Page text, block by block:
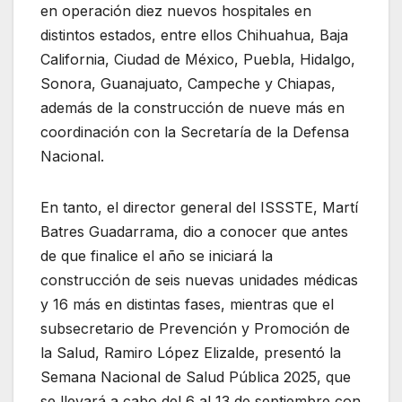
en operación diez nuevos hospitales en
distintos estados, entre ellos Chihuahua, Baja
California, Ciudad de México, Puebla, Hidalgo,
Sonora, Guanajuato, Campeche y Chiapas,
además de la construcción de nueve más en
coordinación con la Secretaría de la Defensa
Nacional.
En tanto, el director general del ISSSTE, Martí
Batres Guadarrama, dio a conocer que antes
de que finalice el año se iniciará la
construcción de seis nuevas unidades médicas
y 16 más en distintas fases, mientras que el
subsecretario de Prevención y Promoción de
la Salud, Ramiro López Elizalde, presentó la
Semana Nacional de Salud Pública 2025, que